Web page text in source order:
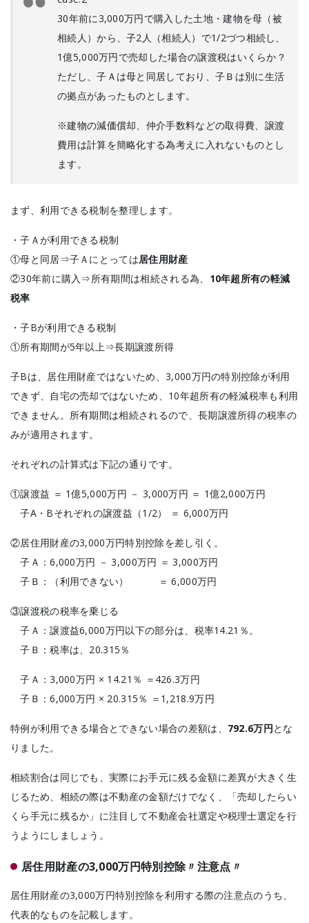
30年前に3,000万円で購入した土地・建物を母（被
相続人）から、子2人（相続人）で1/2づつ相続し、
1億5,000万円で売却した場合の譲渡税はいくらか？
ただし、子Ａは母と同居しており、子Ｂは別に生活
の拠点があったものとします。
※建物の減価償却、仲介手数料などの取得費、譲渡
費用は計算を簡略化する為考えに入れないものとし
ます。
まず、利用できる税制を整理します。
・子Ａが利用できる税制
①母と同居⇒子Ａにとっては居住用財産
②30年前に購入⇒所有期間は相続される為、 10年超所有の軽減
税率
・子Bが利用できる税制
①所有期間が5年以上⇒長期譲渡所得
子Bは、居住用財産ではないため、3,000万円の特別控除が利用
できず、自宅の売却ではないため、10年超所有の軽減税率も利用
できません。所有期間は相続されるので、長期譲渡所得の税率の
みが適用されます。
それぞれの計算式は下記の通りです。
①譲渡益 ＝ 1億5,000万円 － 3,000万円 ＝ 1億2,000万円
子A・Bそれぞれの譲渡益（1/2） ＝ 6,000万円
②居住用財産の3,000万円特別控除を差し引く。
子Ａ：6,000万円 － 3,000万円 ＝ 3,000万円
子Ｂ：（利用できない） ＝ 6,000万円
③譲渡税の税率を乗じる
子Ａ：譲渡益6,000万円以下の部分は、税率14.21％。
子Ｂ：税率は、20.315％
子Ａ：3,000万円 × 14.21％ ＝426.3万円
子Ｂ：6,000万円 × 20.315％ ＝1,218.9万円
特例が利用できる場合とできない場合の差額は、 792.6万円とな
りました。
相続割合は同じでも、実際にお手元に残る金額に差異が大きく生
じるため、相続の際は不動産の金額だけでなく、「売却したらい
くら手元に残るか」に注目して不動産会社選定や税理士選定を行
うようにしましょう。
居住用財産の3,000万円特別控除〃注意点〃
居住用財産の3,000万円特別控除を利用する際の注意点のうち、
代表的なものを記載します。